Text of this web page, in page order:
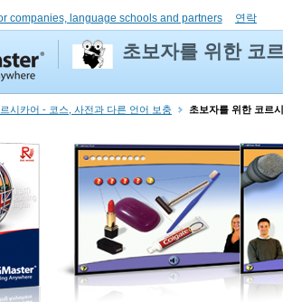
companies, language schools and partners 연락
초보자를 위한 코
시카어 - 코스, 사전과 다른 언어 보충 초보자를 위한 코르